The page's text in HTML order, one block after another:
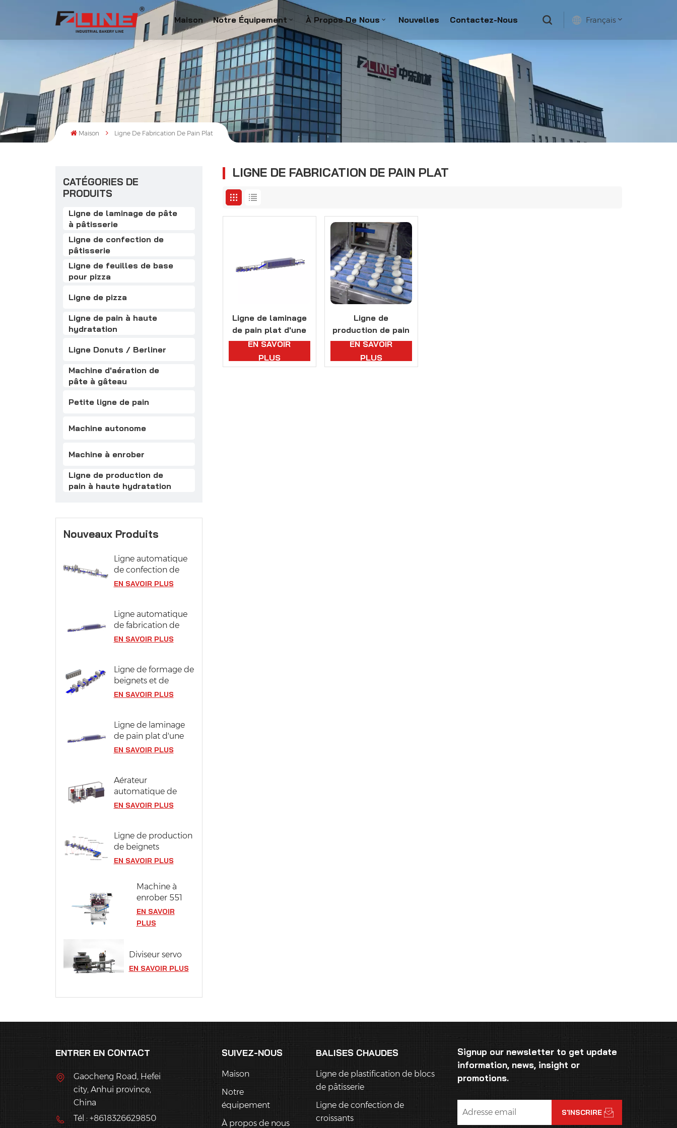
Maison Notre Équipement À Propos De Nous Nouvelles Contactez-Nous Français
русский
español
Maison Ligne De Fabrication De Pain Plat
CATÉGORIES DE
PRODUITS
Ligne de laminage de pâte
à pâtisserie
Ligne de confection de
pâtisserie
Ligne de feuilles de base
pour pizza
Ligne de pizza
Ligne de pain à haute
hydratation
Ligne Donuts / Berliner
Machine d'aération de
pâte à gâteau
Petite ligne de pain
Machine autonome
Machine à enrober
Ligne de production de
pain à haute hydratation
Nouveaux Produits
Ligne automatique
de confection de
pâtisseries
EN SAVOIR PLUS
Ligne automatique
de fabrication de
pizzas avec système
EN SAVOIR PLUS
Ligne de formage de
beignets et de
berlines compacts
EN SAVOIR PLUS
Ligne de laminage
de pain plat d'une
largeur de pâte de
EN SAVOIR PLUS
Aérateur
automatique de
pâte à génoise
EN SAVOIR PLUS
Ligne de production
de beignets
industriels d'une
EN SAVOIR PLUS
Machine à
enrober 551
EN SAVOIR
PLUS
Diviseur servo
EN SAVOIR PLUS
LIGNE DE FABRICATION DE PAIN PLAT
Ligne de laminage
de pain plat d'une
largeur de pâte de
1300 mm
EN SAVOIR
PLUS
Ligne de
production de pain
plat haute
performance d'une
capacité
EN SAVOIR
PLUS
ENTRER EN CONTACT
Gaocheng Road, Hefei
city, Anhui province,
China
Tél : +8618326629850
SUIVEZ-NOUS
Maison
Notre
équipement
À propos de nous
BALISES CHAUDES
Ligne de plastification de blocs
de pâtisserie
Ligne de confection de
croissants
Signup our newsletter to get update
information, news, insight or
promotions.